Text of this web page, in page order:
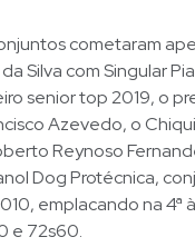
cometaram
Silva com Singular
senior top 2019, o
Azevedo, o
Reynoso
Dog Protécnica,
emplacando na 4ª
e 72s60.